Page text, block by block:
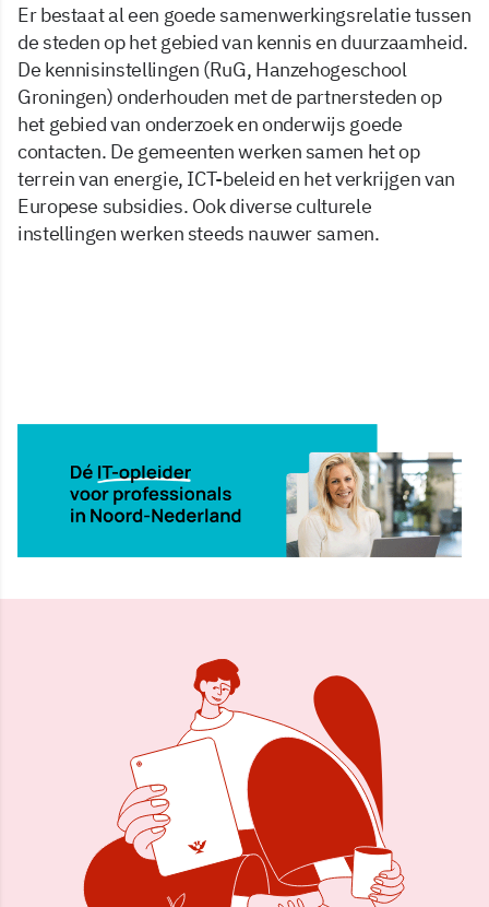
Er bestaat al een goede samenwerkingsrelatie tussen
de steden op het gebied van kennis en duurzaamheid.
De kennisinstellingen (RuG, Hanzehogeschool
Groningen) onderhouden met de partnersteden op
het gebied van onderzoek en onderwijs goede
contacten. De gemeenten werken samen het op
terrein van energie, ICT-beleid en het verkrijgen van
Europese subsidies. Ook diverse culturele
instellingen werken steeds nauwer samen.
7 mei 2009, 07:44